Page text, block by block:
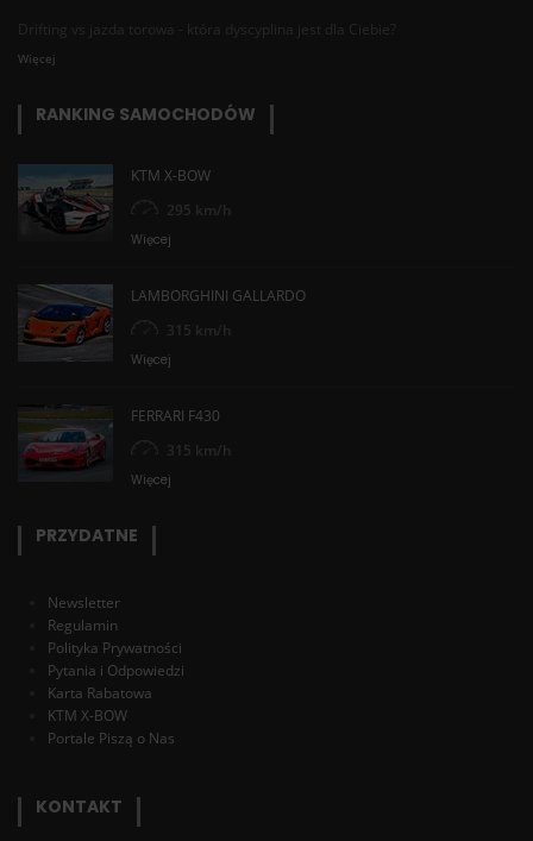
Drifting vs jazda torowa - która dyscyplina jest dla Ciebie?
Więcej
RANKING SAMOCHODÓW
KTM X-BOW
295 km/h
Więcej
LAMBORGHINI GALLARDO
315 km/h
Więcej
FERRARI F430
315 km/h
Więcej
PRZYDATNE
Newsletter
Regulamin
Polityka Prywatności
Pytania i Odpowiedzi
Karta Rabatowa
KTM X-BOW
Portale Piszą o Nas
KONTAKT